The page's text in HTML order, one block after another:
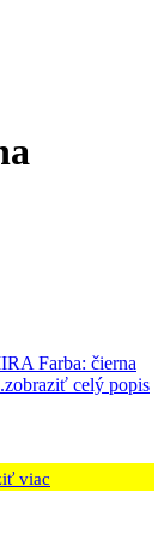
Farba: čierna
zobraziť celý popis
viac